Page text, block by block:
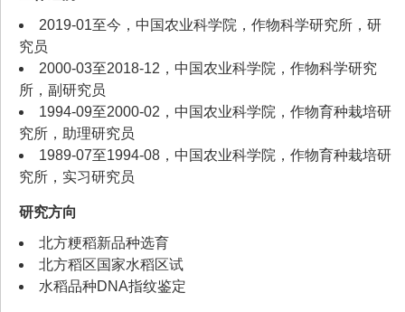
2019-01至今，中国农业科学院，作物科学研究所，研
究员
2000-03至2018-12，中国农业科学院，作物科学研究
所，副研究员
1994-09至2000-02，中国农业科学院，作物育种栽培研
究所，助理研究员
1989-07至1994-08，中国农业科学院，作物育种栽培研
究所，实习研究员
研究方向
北方粳稻新品种选育
北方稻区国家水稻区试
水稻品种DNA指纹鉴定